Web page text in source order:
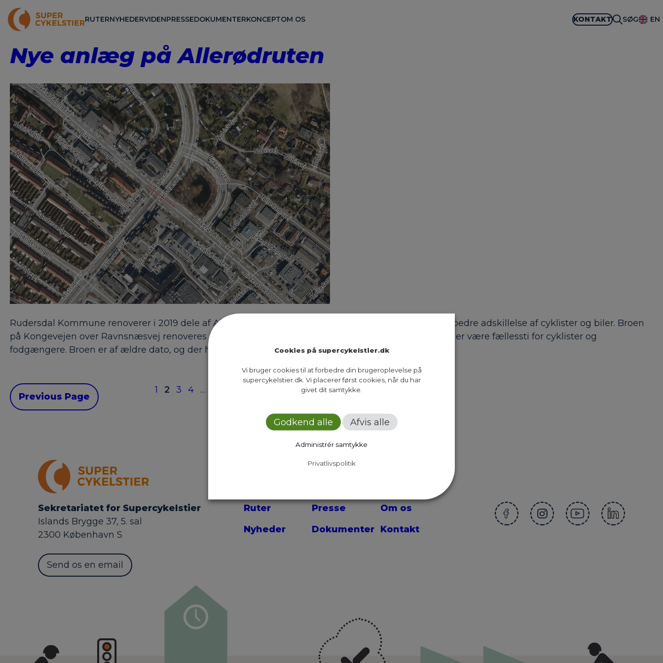
RUTERNYHEDERVIDENPRESSEDOKUMENTERKONCEPTOM OS KONTAKT SØG EN
Nye anlæg på Allerødruten
Rudersdal Kommune renoverer i 2019 dele af Allerødruten, der blandt andet får bredere cykelsti og bedre adskillelse af cyklister og biler. Broen
på Kongevejen over Ravnsnæsvej renoveres i perioden medio april til medio oktober. I perioden vil der være fællessti for cyklister og
fodgængere. Broen er af ældre dato, og der har indtil nu ikke været…
Previous Page
1 2 3 4 …
Next Page
Sekretariatet for Supercykelstier
Islands Brygge 37, 5. sal
2300 København S
Send os en email
Ruter
Nyheder
Presse
Dokumenter
Om os
Kontakt
Cookies på supercykelstier.dk
Vi bruger cookies til at forbedre din brugeroplevelse på
supercykelstier.dk. Vi placerer først cookies, når du har
givet dit samtykke.
Godkend alle Afvis alle
Administrér samtykke
Privatlivspolitik